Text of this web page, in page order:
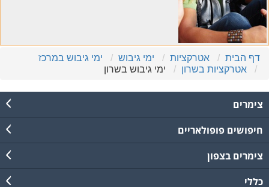
דף הבית אטרקציות ימי גיבוש
ימי גיבוש במרכז
אטרקציות בשרון
ימי גיבוש בשרון
צימרים
חיפושים פופולאריים
צימרים בצפון
כללי